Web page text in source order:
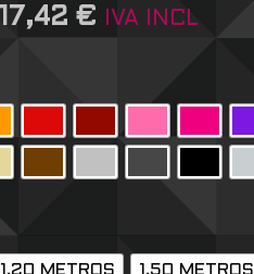
17,42 € IVA INCL
1,20 METROS 1,50 METROS